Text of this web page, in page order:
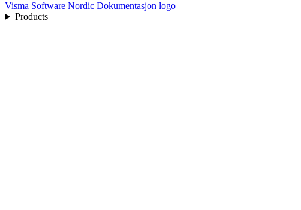
Visma Software Nordic Dokumentasjon logo
Products